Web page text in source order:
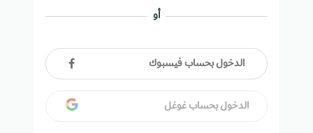
أو
الدخول بحساب فيسبوك
الدخول بحساب غوغل